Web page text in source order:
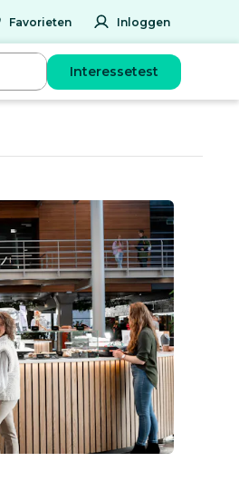
Favorieten Inloggen
Interessetest